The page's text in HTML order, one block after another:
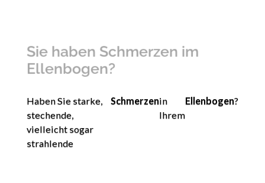
Sie haben Schmerzen im
Ellenbogen?
Haben Sie starke,
stechende,
vielleicht sogar
strahlende
Schmerzenin
Ihrem
Ellenbogen?